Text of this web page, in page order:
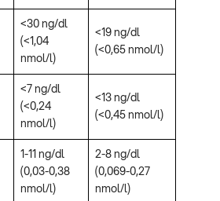
<30 ng/dl
(<1,04
nmol/l)
<19 ng/dl
(<0,65 nmol/l)
<7 ng/dl
(<0,24
nmol/l)
<13 ng/dl
(<0,45 nmol/l)
1-11 ng/dl
(0,03-0,38
nmol/l)
2-8 ng/dl
(0,069-0,27
nmol/l)